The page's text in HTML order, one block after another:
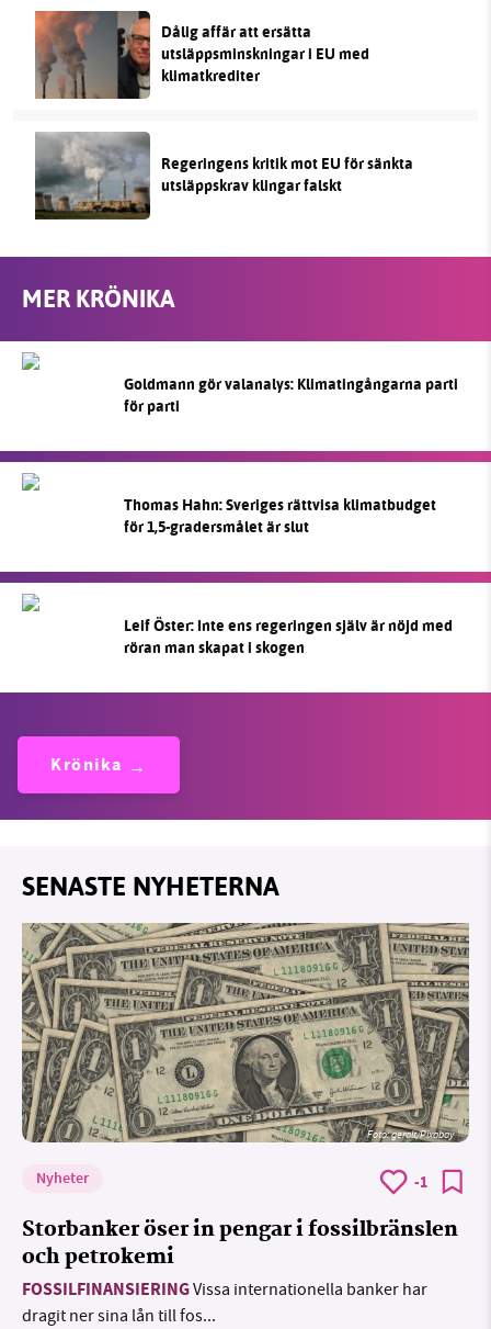
Dålig affär att ersätta
utsläppsminskningar i EU med
klimatkrediter
Regeringens kritik mot EU för sänkta
utsläppskrav klingar falskt
MER KRÖNIKA
Goldmann gör valanalys: Klimatingångarna parti
för parti
Thomas Hahn: Sveriges rättvisa klimatbudget
för 1,5-gradersmålet är slut
Leif Öster: Inte ens regeringen själv är nöjd med
röran man skapat i skogen
Krönika
SENASTE NYHETERNA
Foto:geralt/Pixabay
Nyheter -1
Storbanker öser in pengar i fossilbränslen
och petrokemi
FOSSILFINANSIERINGVissa internationella banker har
dragit ner sina lån till fos...